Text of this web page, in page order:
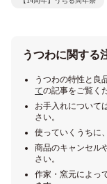
うつわに関する
うつわの特性と良
ての記事をご覧く
お手入れについて
さい。
使っていくうちに
商品のキャンセル
さい。
作家・窯元によっ